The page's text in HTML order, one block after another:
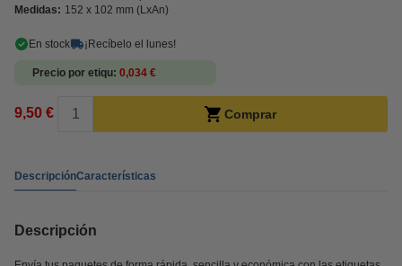
Medidas: 152 x 102 mm (LxAn)
En stock ¡Recíbelo el lunes!
Precio por etiqu 0,034 €
9,50 € Comprar
DescripciónCaracterísticas
Descripción